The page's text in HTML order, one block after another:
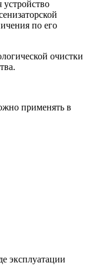
по его
очистки
применять в
эксплуатации